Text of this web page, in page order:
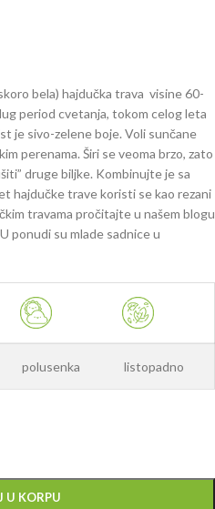
bela) hajdučka trava visine 60-
period cvetanja, tokom celog leta
je sivo-zelene boje. Voli sunčane
perenama. Širi se veoma brzo, zato
druge biljke. Kombinujte je sa
hajdučke trave koristi se kao rezani
travama pročitajte u našem blogu
ponudi su mlade sadnice u
polusenka listopadno
U KORPU